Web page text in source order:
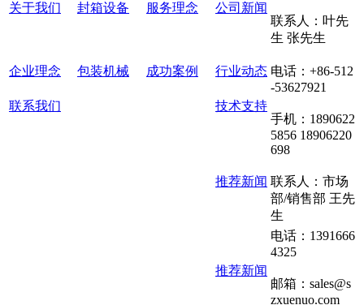
关于我们
封箱设备 服务理念
公司新闻
联系人：叶先
生 张先生
企业理念 包装机械 成功案例 行业动态 电话：+86-512
-53627921
联系我们
技术支持
手机：1890622
5856 18906220
698
推荐新闻 联系人：市场
部/销售部 王先
生
电话：1391666
4325
推荐新闻
邮箱：sales@s
zxuenuo.com